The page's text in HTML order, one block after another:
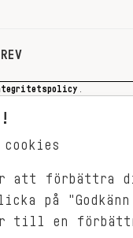
RECEPT
VEGONYTT
cookies
att förbättra
på
till en